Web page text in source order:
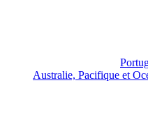
Australie, Pacifique et